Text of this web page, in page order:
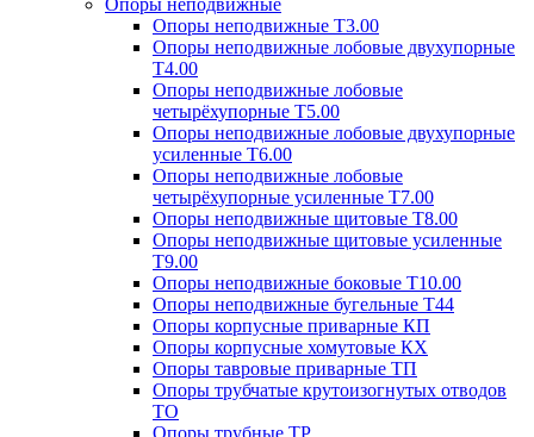
Опоры неподвижные
Опоры неподвижные Т3.00
Опоры неподвижные лобовые двухупорные
Т4.00
Опоры неподвижные лобовые
четырёхупорные Т5.00
Опоры неподвижные лобовые двухупорные
усиленные Т6.00
Опоры неподвижные лобовые
четырёхупорные усиленные Т7.00
Опоры неподвижные щитовые Т8.00
Опоры неподвижные щитовые усиленные
Т9.00
Опоры неподвижные боковые Т10.00
Опоры неподвижные бугельные Т44
Опоры корпусные приварные КП
Опоры корпусные хомутовые КХ
Опоры тавровые приварные ТП
Опоры трубчатые крутоизогнутых отводов
ТО
Опоры трубные ТР